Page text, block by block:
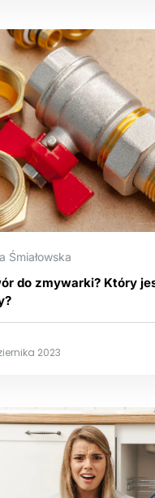
Śmiałowska
do zmywarki? Który
2023